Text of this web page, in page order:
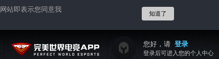
站即表示您同意我
知道了
您好，请 登录
登录后可进入您的个人中心